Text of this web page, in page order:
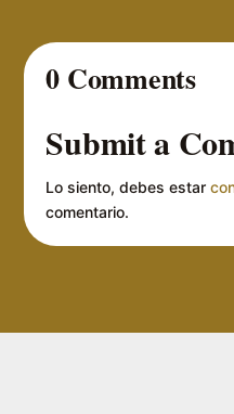
0 Comments
Submit a
Lo siento, debes estar
comentario.